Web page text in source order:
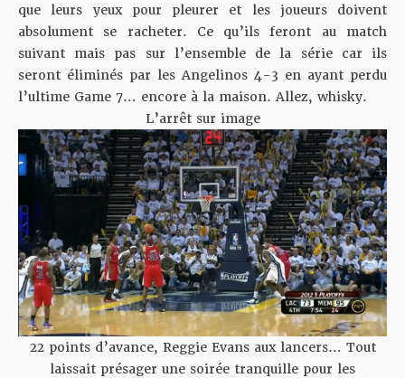
que leurs yeux pour pleurer et les joueurs doivent
absolument se racheter. Ce qu’ils feront au match
suivant mais pas sur l’ensemble de la série car ils
seront éliminés par les Angelinos 4-3 en ayant perdu
l’ultime Game 7… encore à la maison. Allez, whisky.
L’arrêt sur image
22 points d’avance, Reggie Evans aux lancers… Tout
laissait présager une soirée tranquille pour les